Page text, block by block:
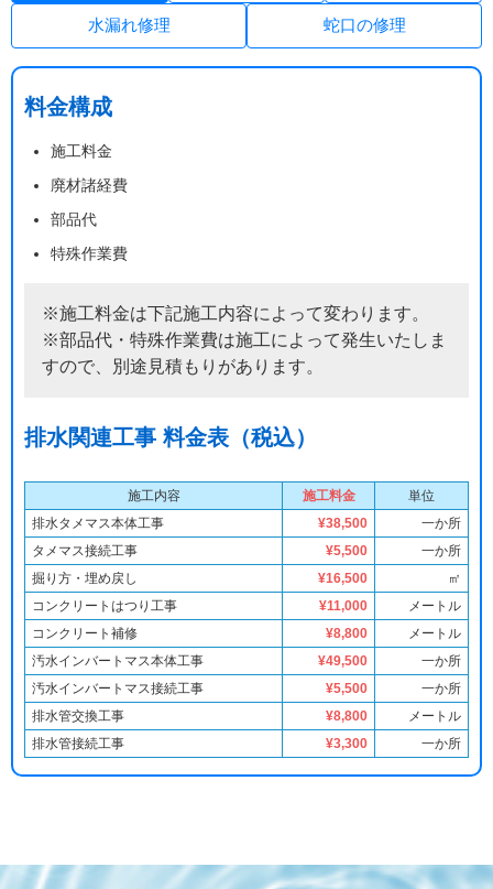
水漏れ修理 蛇口の修理
料金構成
施工料金
廃材諸経費
部品代
特殊作業費
※施工料金は下記施工内容によって変わります。
※部品代・特殊作業費は施工によって発生いたしま
すので、別途見積もりがあります。
排水関連工事 料金表（税込）
施工内容 施工料金
単位
排水タメマス本体工事
¥38,500
一か所
タメマス接続工事
¥5,500
一か所
掘り方・埋め戻し
¥16,500
㎡
コンクリートはつり工事
¥11,000
メートル
コンクリート補修
¥8,800
メートル
汚水インバートマス本体工事
¥49,500
一か所
汚水インバートマス接続工事
¥5,500
一か所
排水管交換工事
¥8,800
メートル
排水管接続工事
¥3,300 一か所